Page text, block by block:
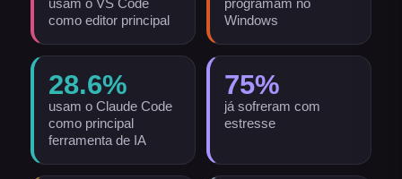
usam o VS Code
como editor principal
programam no
Windows
28.6%
usam o Claude Code
como principal
ferramenta de IA
75%
já sofreram com
estresse